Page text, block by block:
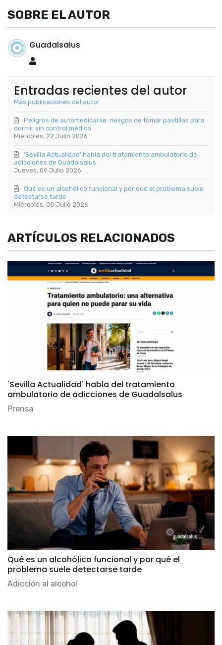
SOBRE EL AUTOR
Guadalsalus
Entradas recientes del autor
Más publicaciones del autor
Miércoles, 22 Julio 2026
Peligros de automedicarse: riesgos de tomar pastillas para
dormir sin control médico
Jueves, 09 Julio 2026
'Sevilla Actualidad' habla del tratamiento ambulatorio de
adicciones de Guadalsalus
Miércoles, 08 Julio 2026
Qué es un alcohólico funcional y por qué el problema suele
detectarse tarde
ARTÍCULOS RELACIONADOS
'Sevilla Actualidad' habla del tratamiento
ambulatorio de adicciones de Guadalsalus
Prensa
Qué es un alcohólico funcional y por qué el
problema suele detectarse tarde
Adicción al alcohol